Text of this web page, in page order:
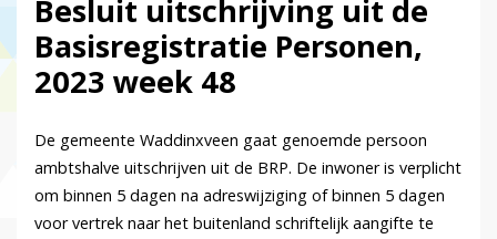
Besluit uitschrijving uit de
Basisregistratie Personen,
2023 week 48
De gemeente Waddinxveen gaat genoemde persoon
ambtshalve uitschrijven uit de BRP. De inwoner is verplicht
om binnen 5 dagen na adreswijziging of binnen 5 dagen
voor vertrek naar het buitenland schriftelijk aangifte te